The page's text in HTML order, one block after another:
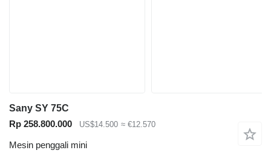
Sany SY 75C
Rp 258.800.000
US$14.500 ≈ €12.570
Mesin penggali mini